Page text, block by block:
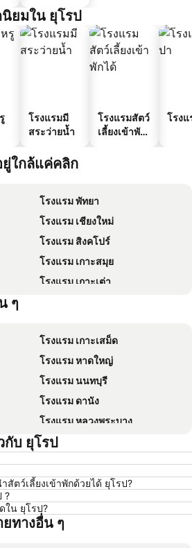
ยมใน ยุโรป
โรงแรมมี
สระว่ายน้ำ
โรงแรมสัตว์
เลี้ยงเข้าพัก
โรง
ยู่ใกล้แค่คลิก
โรงแรม พัทยา
โรงแรม เชียงใหม่
โรงแรม สิงคโปร์
โรงแรม เกาะสมุย
โรงแรม เกาะเต่า
ๆ
โรงแรม เกาะเสม็ด
โรงแรม หาดใหญ่
โรงแรม นนทบุรี
โรงแรม ดานัง
โรงแรม หลวงพระบาง
โรงแรม ซินยี่
โรงแรม นครราชสีมา
โรงแรม อุดรธานี
โรงแรม ปีนัง
กับ ยุโรป
ตว์เลี้ยงเข้าพักด้วยได้ ยุโรป?
?
ใน ยุโรป?
ทางอื่น ๆ